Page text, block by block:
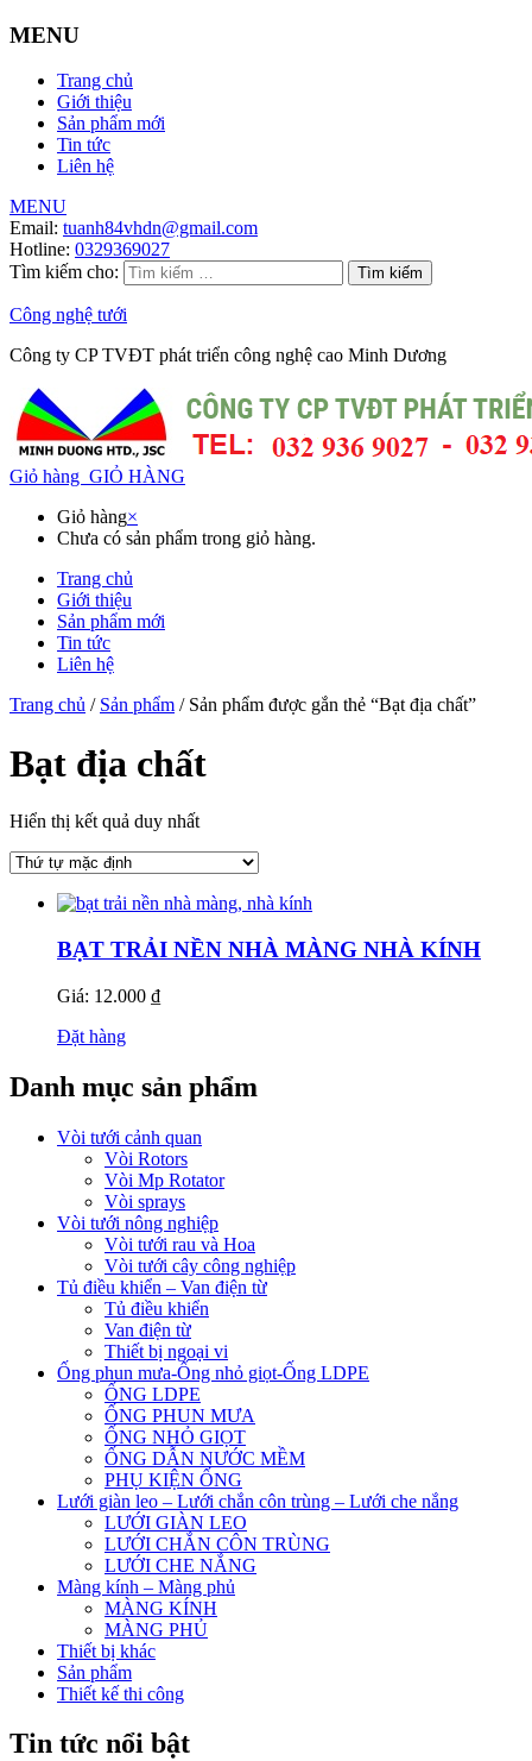
MENU
Trang chủ
Giới thiệu
Sản phẩm mới
Tin tức
Liên hệ
MENU
Email: tuanh84vhdn@gmail.com
Hotline: 0329369027
Tìm kiếm cho:
Công nghệ tưới
Công ty CP TVĐT phát triển công nghệ cao Minh Dương
Giỏ hàng GIỎ HÀNG
Giỏ hàng×
Chưa có sản phẩm trong giỏ hàng.
Trang chủ
Giới thiệu
Sản phẩm mới
Tin tức
Liên hệ
Trang chủ / Sản phẩm / Sản phẩm được gắn thẻ “Bạt địa chất”
Bạt địa chất
Hiển thị kết quả duy nhất
BẠT TRẢI NỀN NHÀ MÀNG NHÀ KÍNH
Giá: 12.000 ₫
Đặt hàng
Danh mục sản phẩm
Vòi tưới cảnh quan
Vòi Rotors
Vòi Mp Rotator
Vòi sprays
Vòi tưới nông nghiệp
Vòi tưới rau và Hoa
Vòi tưới cây công nghiệp
Tủ điều khiển – Van điện từ
Tủ điều khiển
Van điện từ
Thiết bị ngoại vi
Ống phun mưa-Ống nhỏ giọt-Ống LDPE
ỐNG LDPE
ỐNG PHUN MƯA
ỐNG NHỎ GIỌT
ỐNG DẪN NƯỚC MỀM
PHỤ KIỆN ỐNG
Lưới giàn leo – Lưới chắn côn trùng – Lưới che nắng
LƯỚI GIÀN LEO
LƯỚI CHẮN CÔN TRÙNG
LƯỚI CHE NẮNG
Màng kính – Màng phủ
MÀNG KÍNH
MÀNG PHỦ
Thiết bị khác
Sản phẩm
Thiết kế thi công
Tin tức nổi bật